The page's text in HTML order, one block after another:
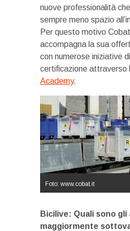
nuove professionalità
sempre meno spazio
Per questo motivo
accompagna la sua
con numerose iniziative
certificazione attraverso
Academy.
Foto: www.cobat.it
Bicilive: Quali sono
maggiormente